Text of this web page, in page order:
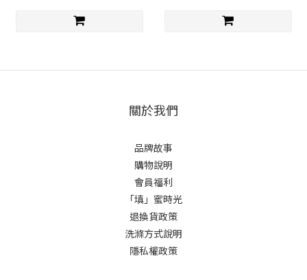
關於我們
品牌故事
購物說明
會員福利
「填」蜜時光
退換貨政策
洗滌方式說明
隱私權政策